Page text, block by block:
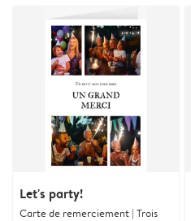
Let's party!
Carte de remerciement | Trois